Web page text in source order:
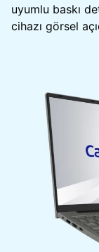
uyumlu baskı
cihazı görsel